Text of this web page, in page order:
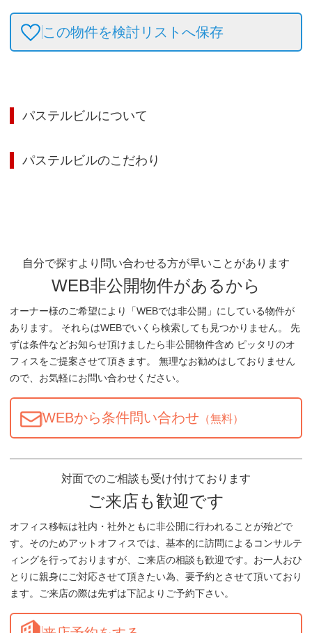
この物件を検討リストへ保存
パステルビルについて
パステルビルのこだわり
自分で探すより問い合わせる方が早いことがあります
WEB非公開物件があるから
オーナー様のご希望により「WEBでは非公開」にしている物件が
あります。 それらはWEBでいくら検索しても見つかりません。 先
ずは条件などお知らせ頂けましたら非公開物件含め ピッタリのオ
フィスをご提案させて頂きます。 無理なお勧めはしておりません
ので、お気軽にお問い合わせください。
WEBから条件問い合わせ （無料）
対面でのご相談も受け付けております
ご来店も歓迎です
オフィス移転は社内・社外ともに非公開に行われることが殆どで
す。そのためアットオフィスでは、基本的に訪問によるコンサルテ
ィングを行っておりますが、ご来店の相談も歓迎です。お一人おひ
とりに親身にご対応させて頂きたい為、要予約とさせて頂いており
ます。ご来店の際は先ずは下記よりご予約下さい。